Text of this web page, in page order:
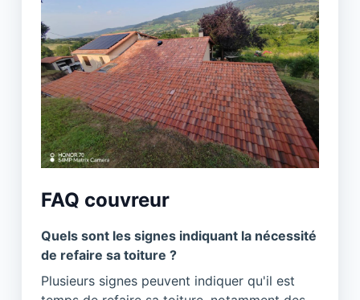
FAQ couvreur
Quels sont les signes indiquant la nécessité
de refaire sa toiture ?
Plusieurs signes peuvent indiquer qu'il est